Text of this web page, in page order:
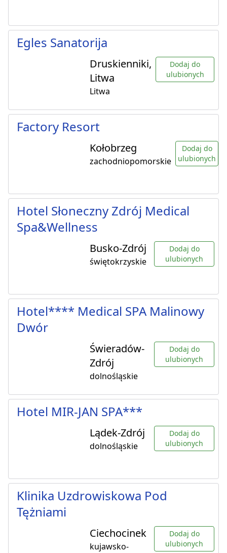
Egles Sanatorija
Druskienniki,
Litwa
Litwa
Dodaj do
ulubionych
Factory Resort
Kołobrzeg
zachodniopomorskie
Dodaj do
ulubionych
Hotel Słoneczny Zdrój Medical
Spa&Wellness
Busko-Zdrój
świętokrzyskie
Dodaj do
ulubionych
Hotel**** Medical SPA Malinowy
Dwór
Świeradów-
Zdrój
dolnośląskie
Dodaj do
ulubionych
Hotel MIR-JAN SPA***
Lądek-Zdrój
dolnośląskie
Dodaj do
ulubionych
Klinika Uzdrowiskowa Pod
Tężniami
Ciechocinek
kujawsko-
Dodaj do
ulubionych